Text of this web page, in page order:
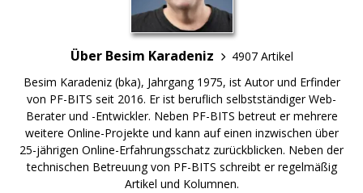
Über Besim Karadeniz
4907 Artikel
Besim Karadeniz (bka), Jahrgang 1975, ist Autor und Erfinder
von PF-BITS seit 2016. Er ist beruflich selbstständiger Web-
Berater und -Entwickler. Neben PF-BITS betreut er mehrere
weitere Online-Projekte und kann auf einen inzwischen über
25-jährigen Online-Erfahrungsschatz zurückblicken. Neben der
technischen Betreuung von PF-BITS schreibt er regelmäßig
Artikel und Kolumnen.